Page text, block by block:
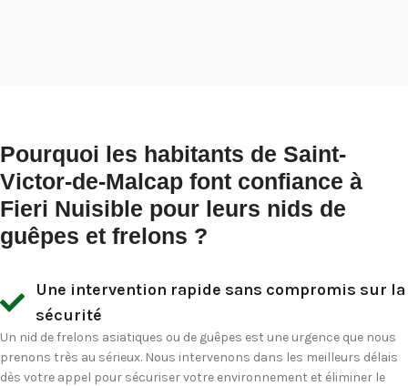
Pourquoi les habitants de Saint-
Victor-de-Malcap font confiance à
Fieri Nuisible pour leurs nids de
guêpes et frelons ?
Une intervention rapide sans compromis sur la
sécurité
Un nid de frelons asiatiques ou de guêpes est une urgence que nous
prenons très au sérieux. Nous intervenons dans les meilleurs délais
dès votre appel pour sécuriser votre environnement et éliminer le